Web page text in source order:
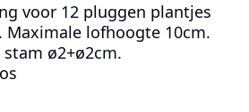
voor 12 pluggen plantjes
Maximale lofhoogte 10cm.
ø2+ø2cm.